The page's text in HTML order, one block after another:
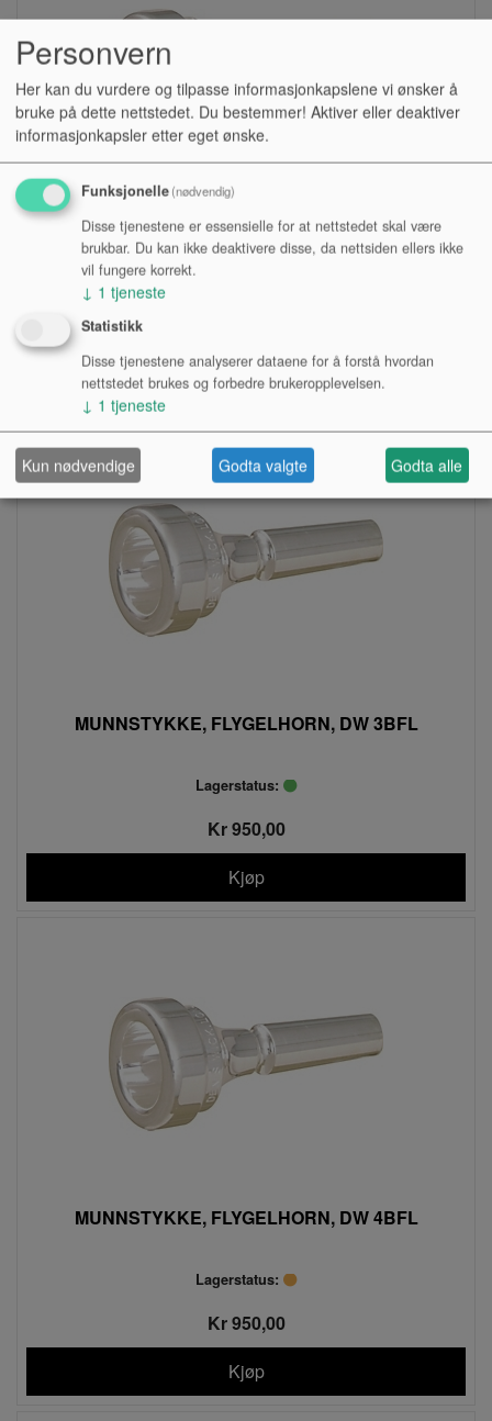
MUNNSTYKKE, FLYGELHORN, DW 2BFL
Kjøp
MUNNSTYKKE, FLYGELHORN, DW 3BFL
Lagerstatus:
Kr 950,00
Kjøp
MUNNSTYKKE, FLYGELHORN, DW 4BFL
Lagerstatus:
Kr 950,00
Kjøp
Personvern
Her kan du vurdere og tilpasse informasjonkapslene vi ønsker å
bruke på dette nettstedet. Du bestemmer! Aktiver eller deaktiver
informasjonkapsler etter eget ønske.
Funksjonelle(nødvendig)
Disse tjenestene er essensielle for at nettstedet skal være
brukbar. Du kan ikke deaktivere disse, da nettsiden ellers ikke
vil fungere korrekt.
↓ 1 tjeneste
Statistikk
Disse tjenestene analyserer dataene for å forstå hvordan
nettstedet brukes og forbedre brukeropplevelsen.
↓ 1 tjeneste
Kun nødvendige Godta valgte Godta alle